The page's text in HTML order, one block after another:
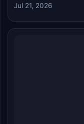
Jul 21, 2026